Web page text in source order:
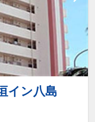
イン八島